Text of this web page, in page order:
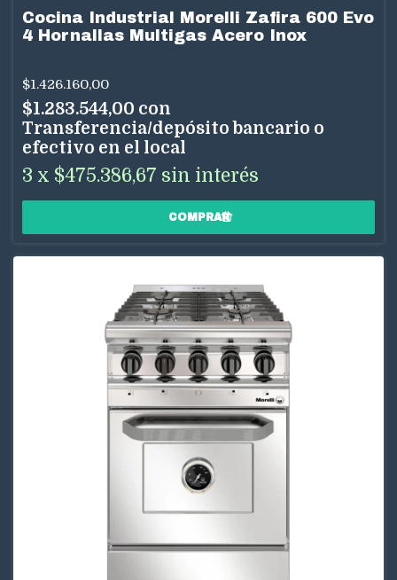
Cocina Industrial Morelli Zafira 600 Evo
4 Hornallas Multigas Acero Inox
$1.426.160,00
$1.283.544,00 con
Transferencia/depósito bancario o
efectivo en el local
3 x $475.386,67 sin interés